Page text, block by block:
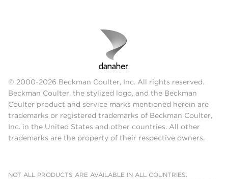
© 2000-2026 Beckman Coulter, Inc. All rights reserved.
Beckman Coulter, the stylized logo, and the Beckman
Coulter product and service marks mentioned herein are
trademarks or registered trademarks of Beckman Coulter,
Inc. in the United States and other countries. All other
trademarks are the property of their respective owners.
NOT ALL PRODUCTS ARE AVAILABLE IN ALL COUNTRIES.